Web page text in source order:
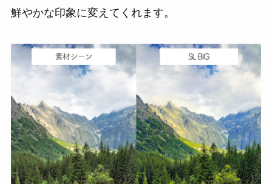
鮮やかな印象に変えてくれます。